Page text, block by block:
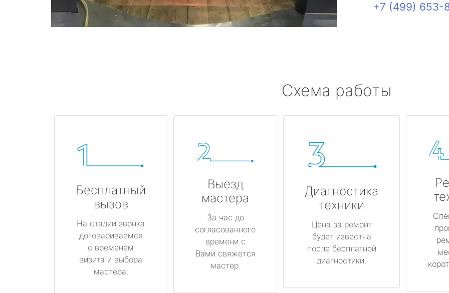
+7 (499) 653-
Схема работы
Бесплатный
вызов
На стадии звонка
договариваемся
с временем
визита и выбора
мастера.
Выезд
мастера
За час до
согласованного
времени с
Вами свяжется
мастер.
Диагностика
техники
Цена за ремонт
будет известна
после бесплатной
диагностики.